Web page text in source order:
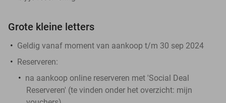
Grote kleine letters
Geldig vanaf moment van aankoop t/m 30 sep 2024
Reserveren:
na aankoop online reserveren met 'Social Deal
Reserveren' (te vinden onder het overzicht: mijn